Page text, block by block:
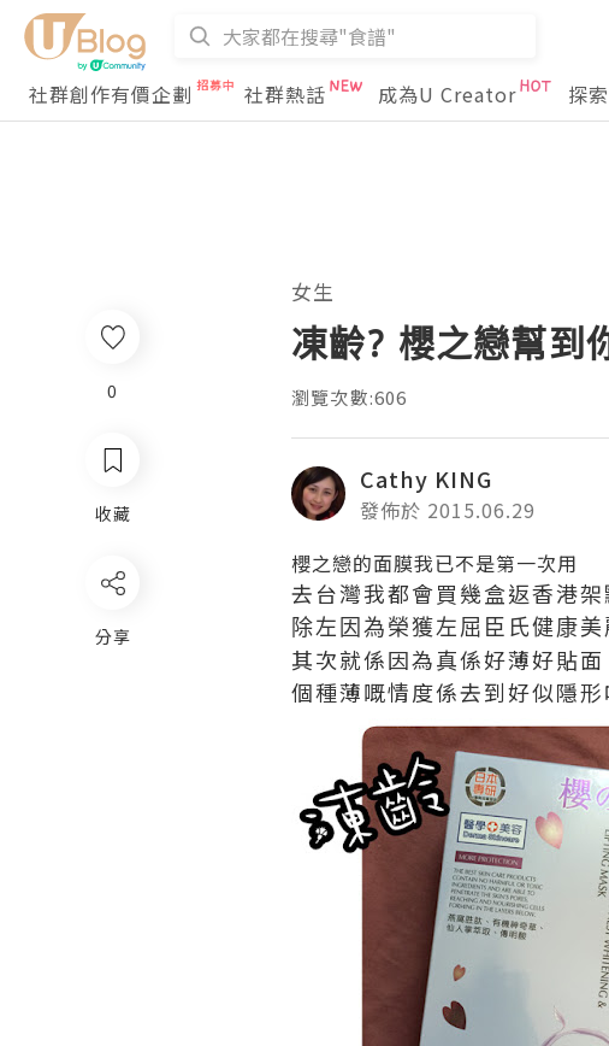
社群創作有價企劃
社群熱話 成為U Creator 探索
0
收藏
分享
女生
凍齡? 櫻之戀幫到
瀏覽次數:606
Cathy KING
發佈於 2015.06.29
櫻之戀的面膜我已不是第一次用
去台灣我都會買幾盒返香港
除左因為榮獲左屈臣氏健康美
其次就係因為真係好薄好貼面
個種薄嘅情度係去到好似隱形